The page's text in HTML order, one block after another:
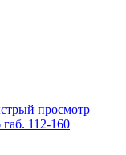
просмотр
112-160